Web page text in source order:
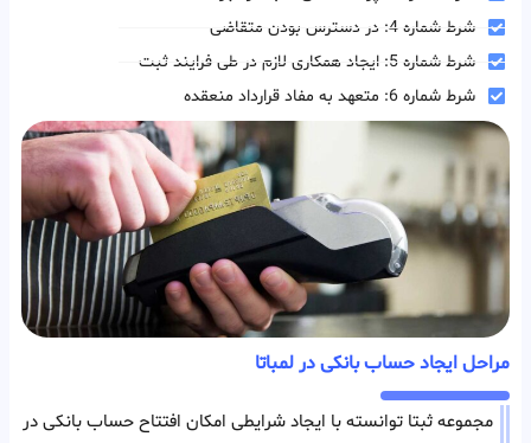
شرط شماره 4: در دسترس بودن متقاضی
شرط شماره 5: ایجاد همکاری لازم در طی فرایند ثبت
شرط شماره 6: متعهد به مفاد قرارداد منعقده
مراحل ایجاد حساب بانکی در لمباتا
مجموعه ثبتا توانسته با ایجاد شرایطی امکان افتتاح حساب بانکی در